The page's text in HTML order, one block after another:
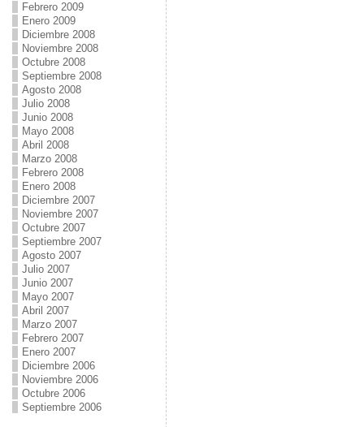
Febrero 2009
Enero 2009
Diciembre 2008
Noviembre 2008
Octubre 2008
Septiembre 2008
Agosto 2008
Julio 2008
Junio 2008
Mayo 2008
Abril 2008
Marzo 2008
Febrero 2008
Enero 2008
Diciembre 2007
Noviembre 2007
Octubre 2007
Septiembre 2007
Agosto 2007
Julio 2007
Junio 2007
Mayo 2007
Abril 2007
Marzo 2007
Febrero 2007
Enero 2007
Diciembre 2006
Noviembre 2006
Octubre 2006
Septiembre 2006